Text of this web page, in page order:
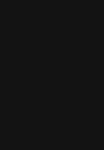
它通过更强的三电